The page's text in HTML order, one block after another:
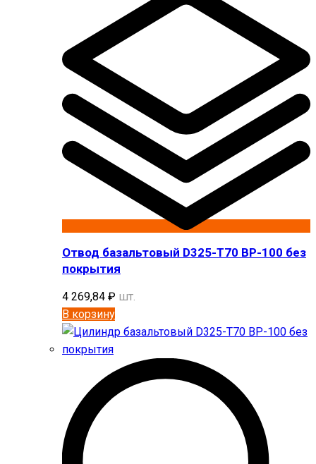
Отвод базальтовый D325-T70 BP-100 без
покрытия
4 269,84 ₽ шт.
В корзину